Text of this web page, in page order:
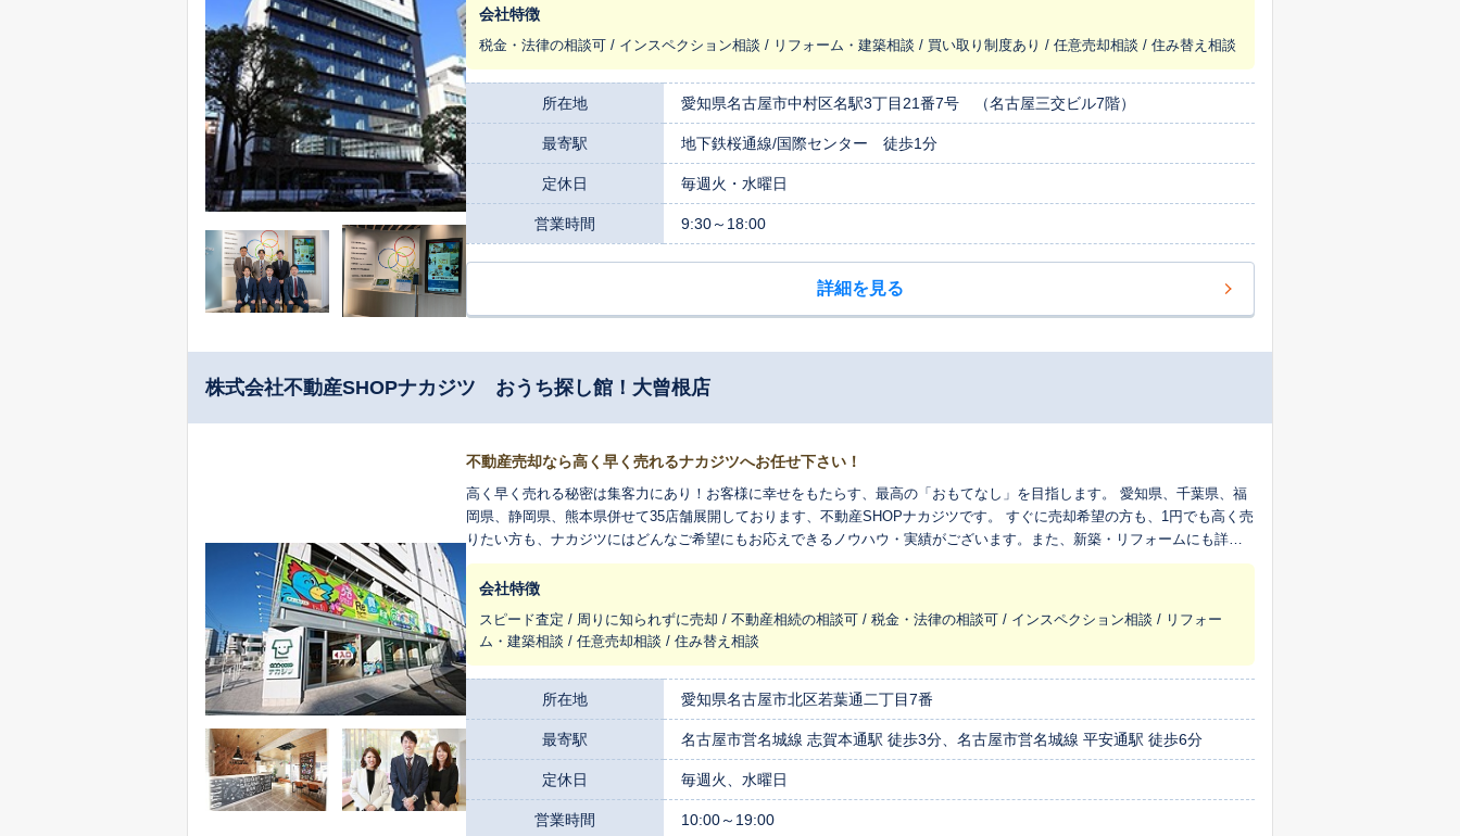
清須市・北名古屋市・岩倉市・稲沢市・あま市・海部郡大治町・一宮市南部をメインエリアとして、各地域に精通した専属
却保証」・「リースバック」より、売主様に最善の売却方法をご提案、引渡しまでお手伝いさせていただきます。 ご購入に
だきます。 是非、三交の仲介「すまいる」、買取「モア」をご利用下さい。 不動産のご売却、ご購入、不動産のご相続な
ど、不動産について何なりとお気軽にお問合せください。案件によって提携の税理士、司法書士も紹介させていただきま
会社特徴
税金・法律の相談可 / インスペクション相談 / リフォーム・建築相談 / 買い取り制度あり / 任意売却相談 / 住み替え相談
所在地 愛知県名古屋市中村区名駅3丁目21番7号 （名古屋三交ビル7階）
最寄駅 地下鉄桜通線/国際センター 徒歩1分
定休日 毎週火・水曜日
営業時間 9:30～18:00
詳細を見る
株式会社不動産SHOPナカジツ おうち探し館！大曾根店
不動産売却なら高く早く売れるナカジツへお任せ下さい！
高く早く売れる秘密は集客力にあり！お客様に幸せをもたらす、最高の「おもてなし」を目指します。 愛知県、千葉県、福
岡県、静岡県、熊本県併せて35店舗展開しております、不動産SHOPナカジツです。 すぐに売却希望の方も、1円でも高く売
りたい方も、ナカジツにはどんなご希望にもお応えできるノウハウ・実績がございます。また、新築・リフォームにも詳し
いスタッフが大切な不動産に更なる付加価値を付け、お客様にご提案させて頂きます。
会社特徴
スピード査定 / 周りに知られずに売却 / 不動産相続の相談可 / 税金・法律の相談可 / インスペクション相談 / リフォー
ム・建築相談 / 任意売却相談 / 住み替え相談
所在地 愛知県名古屋市北区若葉通二丁目7番
最寄駅 名古屋市営名城線 志賀本通駅 徒歩3分、名古屋市営名城線 平安通駅 徒歩6分
定休日 毎週火、水曜日
営業時間 10:00～19:00